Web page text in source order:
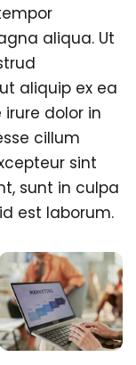
aliqua. Ut
aliquip ex ea
dolor in
cillum
sint
sunt in culpa
est laborum.